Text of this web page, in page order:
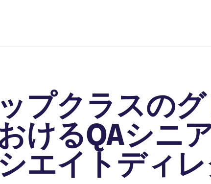
プクラスの
けるQAシニ
エイトディ